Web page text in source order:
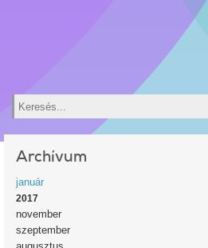
Keresés
Archívum
január
2017
november
szeptember